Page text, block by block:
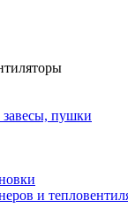
пушки
и